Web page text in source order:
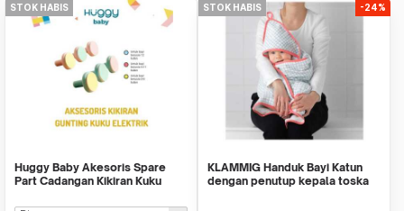
STOK HABIS
Huggy Baby Akesoris Spare
Part Cadangan Kikiran Kuku
STOK HABIS -24%
KLAMMIG Handuk Bayi Katun
dengan penutup kepala toska